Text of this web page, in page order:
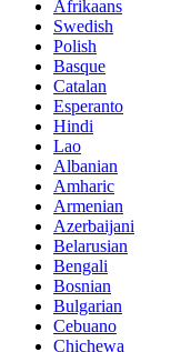
Afrikaans
Swedish
Polish
Basque
Catalan
Esperanto
Hindi
Lao
Albanian
Amharic
Armenian
Azerbaijani
Belarusian
Bengali
Bosnian
Bulgarian
Cebuano
Chichewa